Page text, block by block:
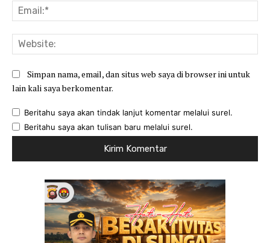
Simpan nama, email, dan situs web saya di browser ini untuk
lain kali saya berkomentar.
Beritahu saya akan tindak lanjut komentar melalui surel.
Beritahu saya akan tulisan baru melalui surel.